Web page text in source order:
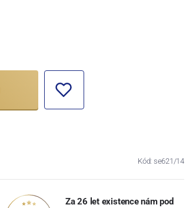
Kód: se621/14
Za 26 let existence nám pod